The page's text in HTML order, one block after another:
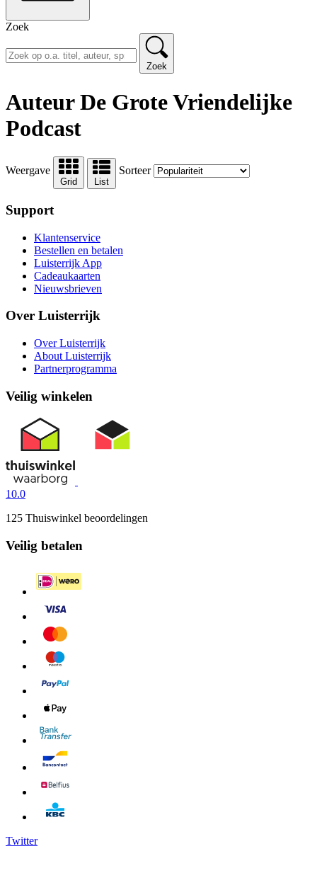
Zoek
Zoek
Auteur De Grote Vriendelijke
Podcast
Weergave
Grid List
Sorteer
Support
Klantenservice
Bestellen en betalen
Luisterrijk App
Cadeaukaarten
Nieuwsbrieven
Over Luisterrijk
Over Luisterrijk
About Luisterrijk
Partnerprogramma
Veilig winkelen
10.0
125 Thuiswinkel beoordelingen
Veilig betalen
Twitter